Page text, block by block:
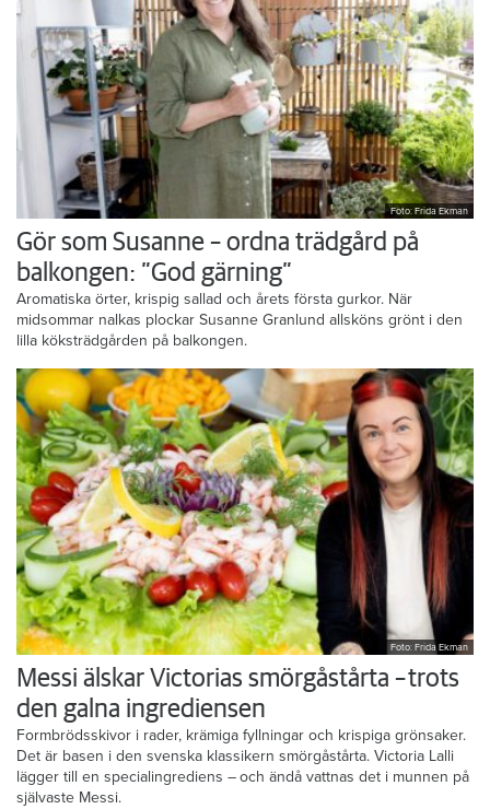
Foto: Frida Ekman
Gör som Susanne – ordna trädgård på
balkongen: ”God gärning”
Aromatiska örter, krispig sallad och årets första gurkor. När
midsommar nalkas plockar Susanne Granlund allsköns grönt i den
lilla köksträdgården på balkongen.
Foto: Frida Ekman
Messi älskar Victorias smörgåstårta – trots
den galna ingrediensen
Formbrödsskivor i rader, krämiga fyllningar och krispiga grönsaker.
Det är basen i den svenska klassikern smörgåstårta. Victoria Lalli
lägger till en specialingrediens – och ändå vattnas det i munnen på
självaste Messi.